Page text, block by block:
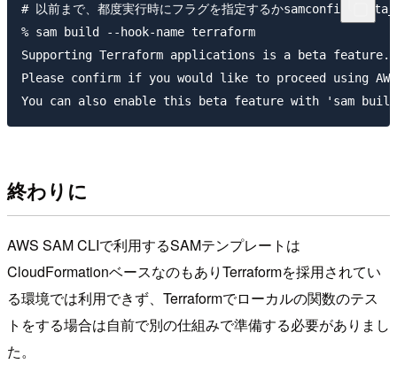
# 以前まで、都度実行時にフラグを指定するかsamconfigに
% sam build --hook-name terraform
Supporting Terraform applications is a beta feature.
Please confirm if you would like to proceed using
終わりに
AWS SAM CLIで利用するSAMテンプレートは
CloudFormationベースなのもありTerraformを採用されてい
る環境では利用できず、Terraformでローカルの関数のテス
トをする場合は自前で別の仕組みで準備する必要がありまし
た。